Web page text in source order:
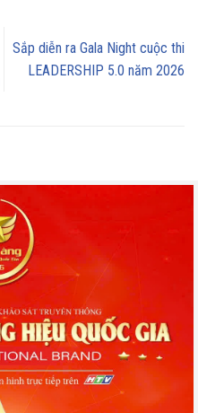
Sắp diễn ra Gala Night cuộc thi
LEADERSHIP 5.0 năm 2026